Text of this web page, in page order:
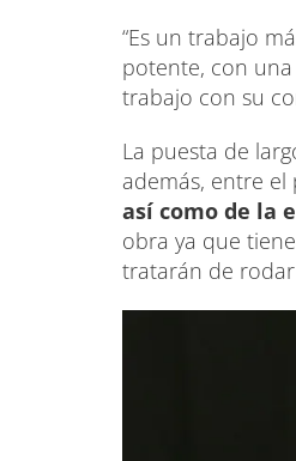
“Es un trabajo
potente, con
trabajo con su
La puesta de
además, entre el
así como de la
obra ya que
tratarán de